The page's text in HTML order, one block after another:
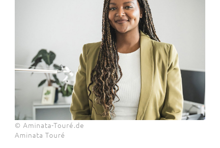
© Aminata-Touré.de
Aminata Touré